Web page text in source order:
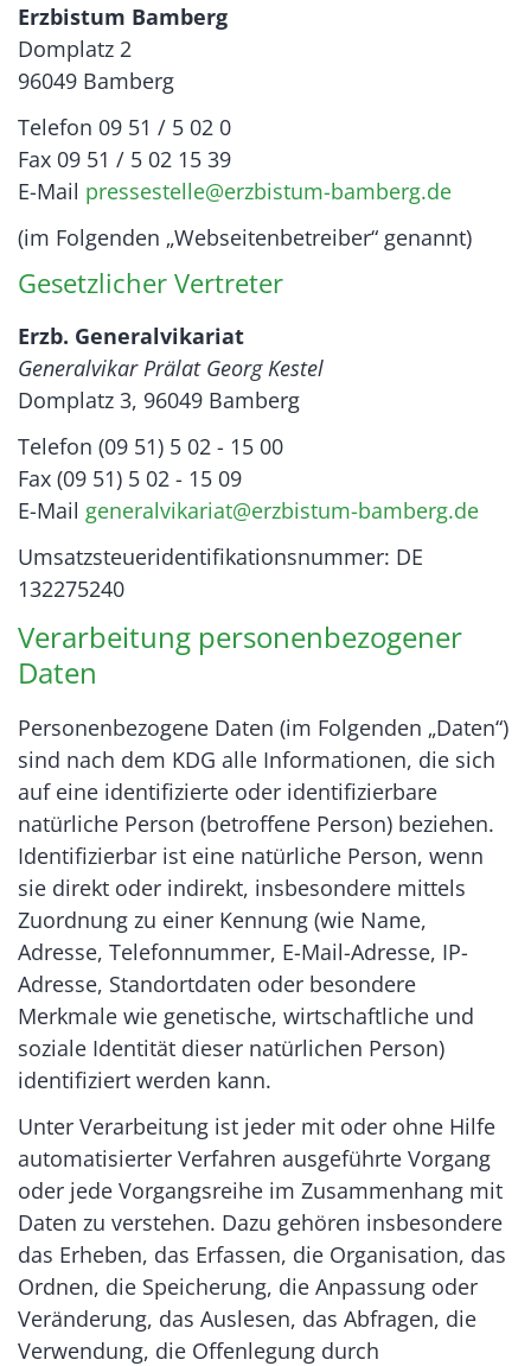
Erzbistum Bamberg
Domplatz 2
96049 Bamberg
Telefon 09 51 / 5 02 0
Fax 09 51 / 5 02 15 39
E-Mail pressestelle@erzbistum-bamberg.de
(im Folgenden „Webseitenbetreiber“ genannt)
Gesetzlicher Vertreter
Erzb. Generalvikariat
Generalvikar Prälat Georg Kestel
Domplatz 3, 96049 Bamberg
Telefon (09 51) 5 02 - 15 00
Fax (09 51) 5 02 - 15 09
E-Mail generalvikariat@erzbistum-bamberg.de
Umsatzsteueridentifikationsnummer: DE
132275240
Verarbeitung personenbezogener
Daten
Personenbezogene Daten (im Folgenden „Daten“)
sind nach dem KDG alle Informationen, die sich
auf eine identifizierte oder identifizierbare
natürliche Person (betroffene Person) beziehen.
Identifizierbar ist eine natürliche Person, wenn
sie direkt oder indirekt, insbesondere mittels
Zuordnung zu einer Kennung (wie Name,
Adresse, Telefonnummer, E-Mail-Adresse, IP-
Adresse, Standortdaten oder besondere
Merkmale wie genetische, wirtschaftliche und
soziale Identität dieser natürlichen Person)
identifiziert werden kann.
Unter Verarbeitung ist jeder mit oder ohne Hilfe
automatisierter Verfahren ausgeführte Vorgang
oder jede Vorgangsreihe im Zusammenhang mit
Daten zu verstehen. Dazu gehören insbesondere
das Erheben, das Erfassen, die Organisation, das
Ordnen, die Speicherung, die Anpassung oder
Veränderung, das Auslesen, das Abfragen, die
Verwendung, die Offenlegung durch